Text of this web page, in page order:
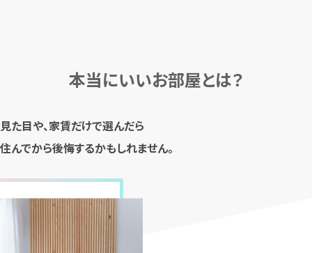
本当にいいお部屋とは？
見た目や、家賃だけで選んだら
住んでから後悔するかもしれません。